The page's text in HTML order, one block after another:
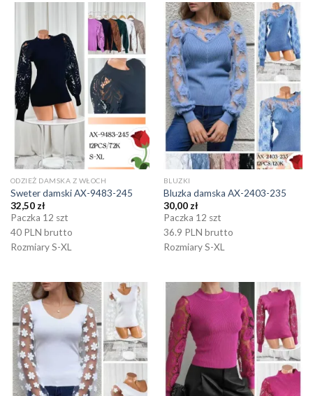
ODZIEŻ DAMSKA Z WŁOCH
Sweter damski AX-9483-245
32,50 zł
Paczka 12 szt
40 PLN brutto
Rozmiary S-XL
BLUZKI
Bluzka damska AX-2403-235
30,00 zł
Paczka 12 szt
36.9 PLN brutto
Rozmiary S-XL